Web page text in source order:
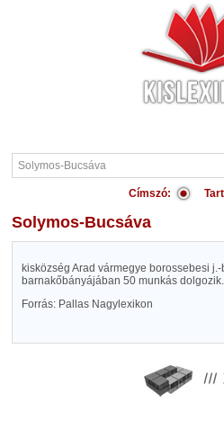
Címszó:
Solymos-Bucsáva
kisközség Arad vármegye borossebesi
barnakőbányájában 50 munkás dolgozik.
Forrás: Pallas Nagylexikon